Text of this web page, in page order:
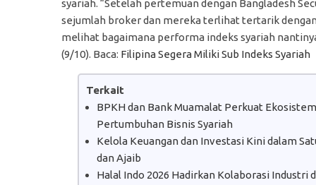
syariah. “Setelah pertemuan dengan Bangladesh
sejumlah broker dan mereka terlihat tertarik
melihat bagaimana performa indeks syariah
(9/10). Baca: Filipina Segera Miliki Sub Indeks Syariah
Terkait
BPKH dan Bank Muamalat Perkuat
Pertumbuhan Bisnis Syariah
Kelola Keuangan dan Investasi Kini dalam
dan Ajaib
Halal Indo 2026 Hadirkan Kolaborasi